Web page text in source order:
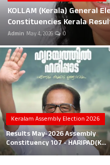
Education
Business
Local News
Earn Money
Tutorials
Malayalam
KOLLAM (Kerala) General
Constituencies Kerala
Admin May 4, 2026 0
Keralam Assembly Election 2026
Results May-2026 Assembly
Constituency 107 - HARIPAD(K...